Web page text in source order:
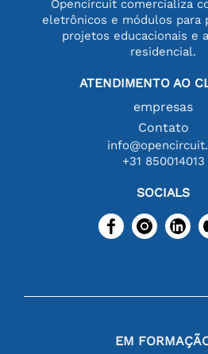
Opencircuit comercializa
eletrônicos e módulos para
projetos educacionais e
residencial.
ATENDIMENTO AO
empresas
Contato
+31 850014013
SOCIALS
EM